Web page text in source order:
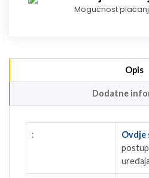
Mogućnost
Opis
Dodatne
: Ovdje